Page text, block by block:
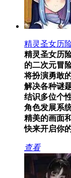
精灵圣女历
精灵圣女历
的二次元冒
将扮演勇敢
解决各种谜
结识多位个
角色发展系
精美的画面
快来开启你
查看